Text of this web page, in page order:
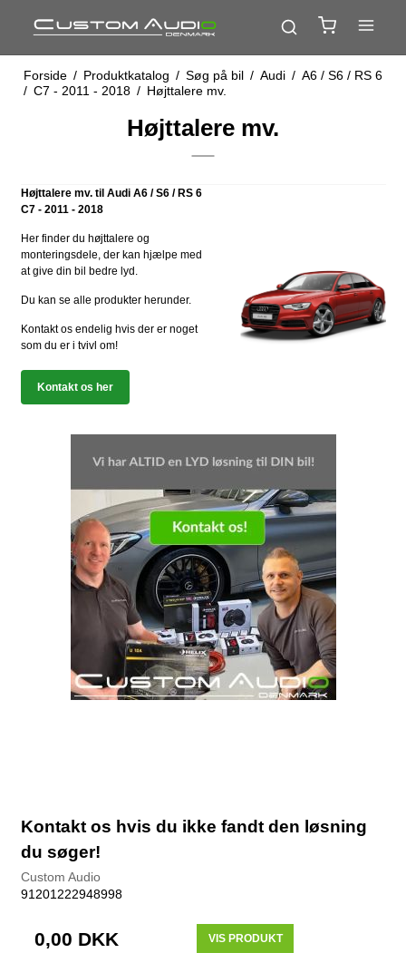
Forside / Produktkatalog / Søg på bil / Audi / A6 / S6 / RS 6
/ C7 - 2011 - 2018 / Højttalere mv.
Højttalere mv.
Højttalere mv. til Audi A6 / S6 / RS 6
C7 - 2011 - 2018
Her finder du højttalere og
monteringsdele, der kan hjælpe med
at give din bil bedre lyd.
Du kan se alle produkter herunder.
Kontakt os endelig hvis der er noget
som du er i tvivl om!
Kontakt os her
Kontakt os hvis du ikke fandt den løsning
du søger!
Custom Audio
91201222948998
0,00 DKK VIS PRODUKT